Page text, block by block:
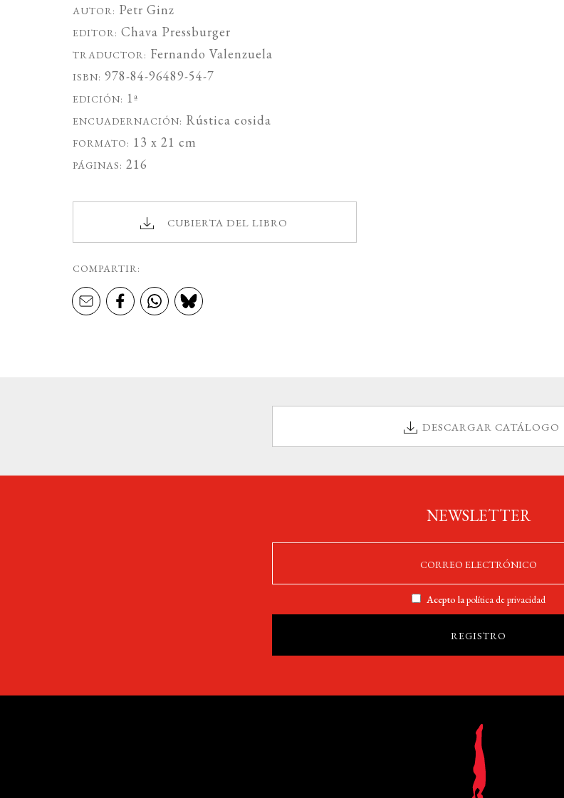
AUTOR: Petr Ginz
EDITOR: Chava Pressburger
TRADUCTOR: Fernando Valenzuela
ISBN: 978-84-96489-54-7
EDICIÓN: 1ª
ENCUADERNACIÓN: Rústica cosida
FORMATO: 13 x 21 cm
PÁGINAS: 216
CUBIERTA DEL LIBRO
COMPARTIR:
DESCARGAR CATÁLOGO
NEWSLETTER
Acepto lapolítica de privacidad